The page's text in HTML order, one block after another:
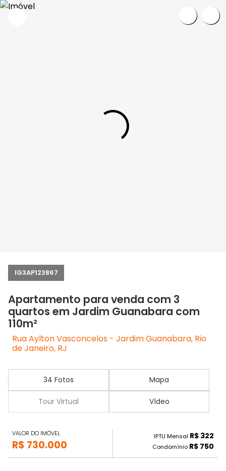
IG3AP123867
Apartamento para venda com 3
quartos em Jardim Guanabara com
110m²
Rua Aylton Vasconcelos - Jardim Guanabara, Rio
de Janeiro, RJ
34 Fotos Mapa
Tour Virtual Vídeo
VALOR DO IMÓVEL
R$ 730.000
IPTU Mensal R$ 322
Condomínio R$ 750